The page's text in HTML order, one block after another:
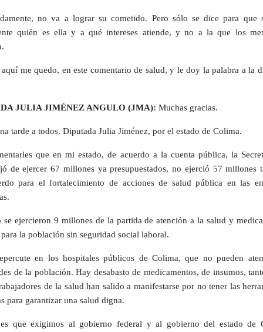
no va a lograr su cometido. Pero sólo se dice para que
quién es ella y a qué intereses atiende, y no a la que los
aquí me quedo, en este comentario de salud, y le doy la palabra a la
JULIA JIMÉNEZ ANGULO (JMA): Muchas gracias.
tarde a todos. Diputada Julia Jiménez, por el estado de Colima.
que en mi estado, de acuerdo a la cuenta pública, la
de ejercer 67 millones ya presupuestados, no ejerció 57 millones
para el fortalecimiento de acciones de salud pública en las
se ejercieron 9 millones de la partida de atención a la salud y
la población sin seguridad social laboral.
en los hospitales públicos de Colima, que no pueden
de la población. Hay desabasto de medicamentos, de insumos,
de la salud han salido a manifestarse por no tener las
para garantizar una salud digna.
que exigimos al gobierno federal y al gobierno del estado de